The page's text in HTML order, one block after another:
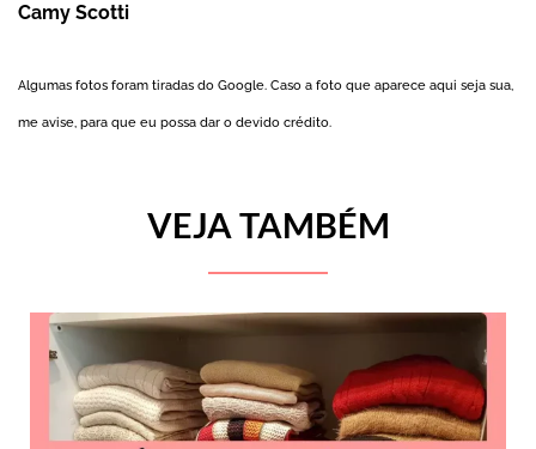
Camy Scotti
Algumas fotos foram tiradas do Google. Caso a foto que aparece aqui seja sua,
me avise, para que eu possa dar o devido crédito.
VEJA TAMBÉM